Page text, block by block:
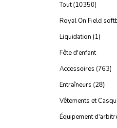
Tout (10350)
Royal On Field
Liquidation (1)
Fête d'enfant
Accessoires (763)
Entraîneurs (28)
Vêtements et
Équipement